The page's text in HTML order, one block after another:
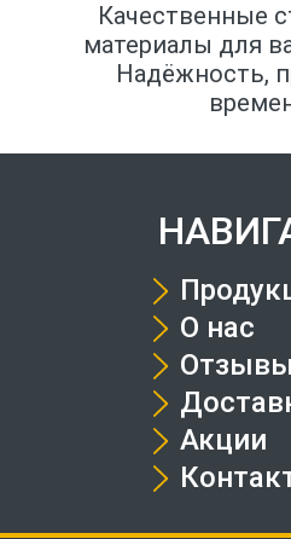
Качественные
материалы для
Надёжность,
О нас
Отзывы
Акции